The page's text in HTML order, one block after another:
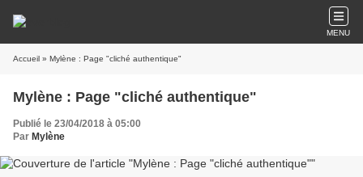
MENU
Accueil » Mylène : Page "cliché authentique"
Mylène : Page "cliché authentique"
Publié le 23/04/2018 à 05:00
Par Mylène